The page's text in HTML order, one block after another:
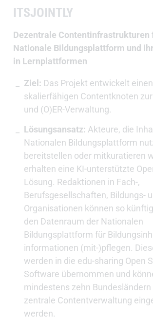
ITSJOINTLY
Dezentrale Contentinfrastrukturen
Nationale Bildungsplattform und
in Lernplattformen
Ziel: Das Projekt entwickelt
skalierfähigen Contentknoten
und (O)ER-Verwaltung.
Lösungsansatz: Akteure, die
Nationalen Bildungsplattform
bereitstellen oder mitkuratieren
erhalten eine KI-unterstützte
Lösung. Redaktionen in Fach-,
Berufsgesellschaften, Bildungs-
Organisationen können so
den Datenraum der Nationalen
Bildungsplattform für
informationen (mit-)pflegen.
werden in die edu-sharing Open
Software übernommen und
mindestens zehn
zentrale Contentverwaltung
werden.